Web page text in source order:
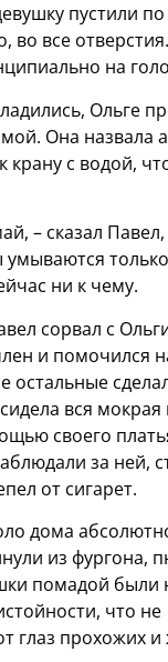
пустили по
во все
на
Ольге
Она назвала
крану с водой,
– сказал Павел,
умываются
ни к чему.
сорвал с
и помочился
остальные
вся мокрая
своего
за ней,
от сигарет.
дома
из фургона,
помадой были
что не
глаз прохожих